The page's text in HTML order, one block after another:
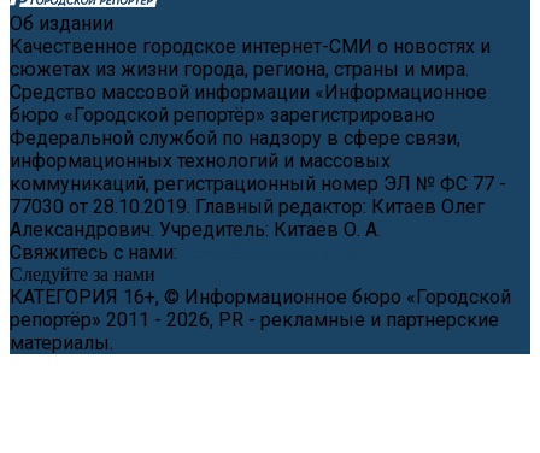
Об издании
Качественное городское интернет-СМИ о новостях и
сюжетах из жизни города, региона, страны и мира.
Средство массовой информации «Информационное
бюро «Городской репортёр» зарегистрировано
Федеральной службой по надзору в сфере связи,
информационных технологий и массовых
коммуникаций, регистрационный номер ЭЛ № ФС 77 -
77030 от 28.10.2019. Главный редактор: Китаев Олег
Александрович. Учредитель: Китаев О. А.
Свяжитесь с нами:
Следуйте за нами
КАТЕГОРИЯ 16+, © Информационное бюро «Городской
репортёр» 2011 - 2026, PR - рекламные и партнерские
материалы.